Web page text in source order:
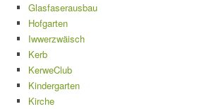
Glasfaserausbau
Hofgarten
Iwwerzwäisch
Kerb
KerweClub
Kindergarten
Kirche